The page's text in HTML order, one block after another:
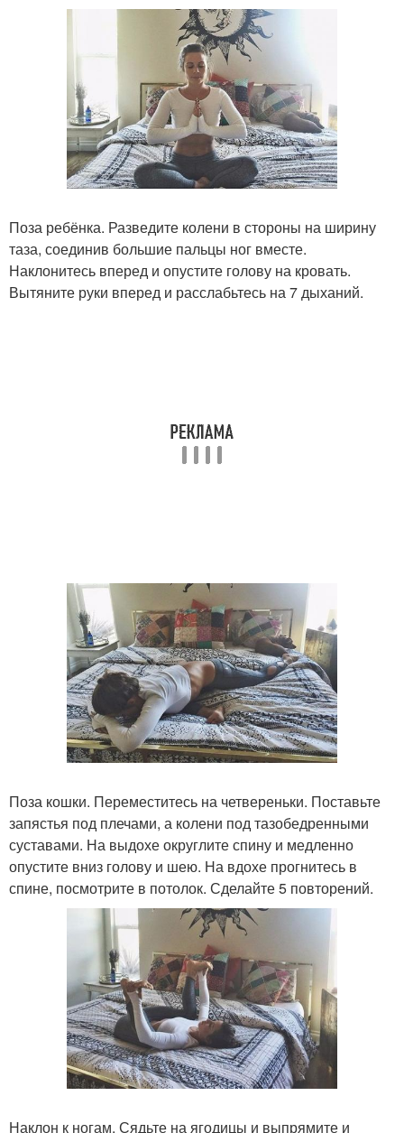
Поза ребёнка. Разведите колени в стороны на ширину
таза, соединив большие пальцы ног вместе.
Наклонитесь вперед и опустите голову на кровать.
Вытяните руки вперед и расслабьтесь на 7 дыханий.
Поза кошки. Переместитесь на четвереньки. Поставьте
запястья под плечами, а колени под тазобедренными
суставами. На выдохе округлите спину и медленно
опустите вниз голову и шею. На вдохе прогнитесь в
спине, посмотрите в потолок. Сделайте 5 повторений.
Наклон к ногам. Сядьте на ягодицы и выпрямите и